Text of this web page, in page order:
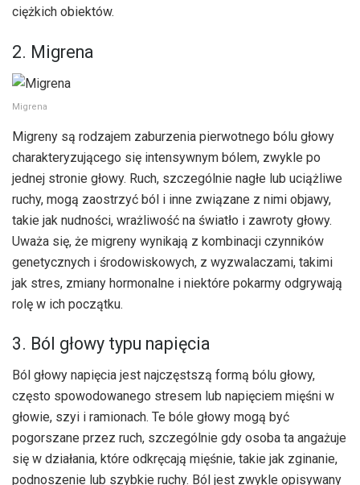
ciężkich obiektów.
2. Migrena
Migrena
Migreny są rodzajem zaburzenia pierwotnego bólu głowy
charakteryzującego się intensywnym bólem, zwykle po
jednej stronie głowy. Ruch, szczególnie nagłe lub uciążliwe
ruchy, mogą zaostrzyć ból i inne związane z nimi objawy,
takie jak nudności, wrażliwość na światło i zawroty głowy.
Uważa się, że migreny wynikają z kombinacji czynników
genetycznych i środowiskowych, z wyzwalaczami, takimi
jak stres, zmiany hormonalne i niektóre pokarmy odgrywają
rolę w ich początku.
3. Ból głowy typu napięcia
Ból głowy napięcia jest najczęstszą formą bólu głowy,
często spowodowanego stresem lub napięciem mięśni w
głowie, szyi i ramionach. Te bóle głowy mogą być
pogorszane przez ruch, szczególnie gdy osoba ta angażuje
się w działania, które odkręcają mięśnie, takie jak zginanie,
podnoszenie lub szybkie ruchy. Ból jest zwykle opisywany